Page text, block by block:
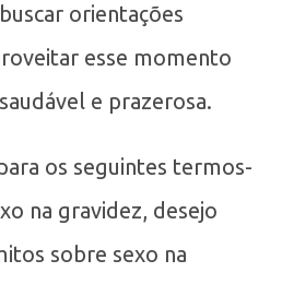
orientações
esse momento
e prazerosa.
os seguintes termos-
na gravidez, desejo
sobre sexo na